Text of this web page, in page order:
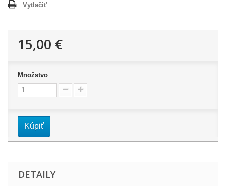
Vytlačiť
15,00 €
Množstvo
Kúpiť
DETAILY